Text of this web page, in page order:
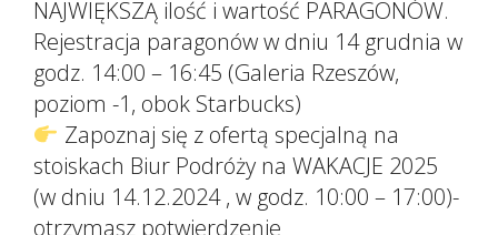
NAJWIĘKSZĄ ilość i wartość PARAGONÓW.
Rejestracja paragonów w dniu 14 grudnia w
godz. 14:00 – 16:45 (Galeria Rzeszów,
poziom -1, obok Starbucks)
Zapoznaj się z ofertą specjalną na
stoiskach Biur Podróży na WAKACJE 2025
(w dniu 14.12.2024 , w godz. 10:00 – 17:00)-
otrzymasz potwierdzenie